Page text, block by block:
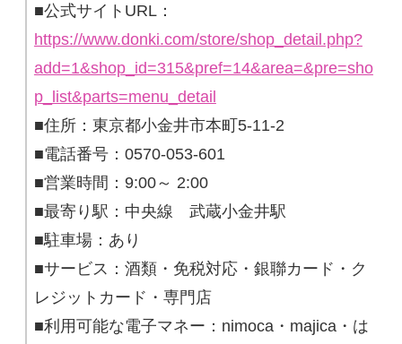
■公式サイトURL：
https://www.donki.com/store/shop_detail.php?
add=1&shop_id=315&pref=14&area=&pre=sho
p_list&parts=menu_detail
■住所：東京都小金井市本町5-11-2
■電話番号：0570-053-601
■営業時間：9:00～ 2:00
■最寄り駅：中央線 武蔵小金井駅
■駐車場：あり
■サービス：酒類・免税対応・銀聯カード・ク
レジットカード・専門店
■利用可能な電子マネー：nimoca・majica・は